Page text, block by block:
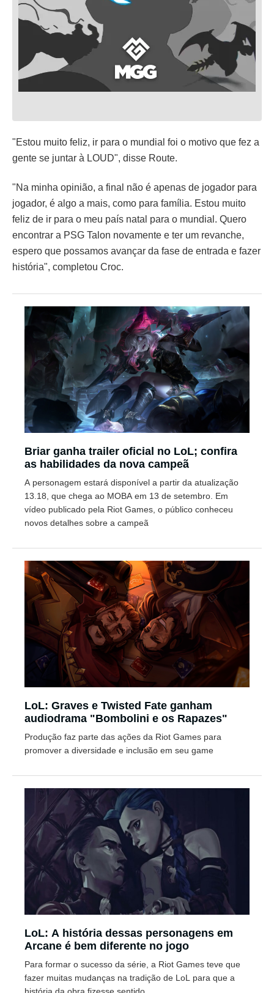
"Estou muito feliz, ir para o mundial foi o motivo que fez a
gente se juntar à LOUD", disse Route.
"Na minha opinião, a final não é apenas de jogador para
jogador, é algo a mais, como para família. Estou muito
feliz de ir para o meu país natal para o mundial. Quero
encontrar a PSG Talon novamente e ter um revanche,
espero que possamos avançar da fase de entrada e fazer
história", completou Croc.
Briar ganha trailer oficial no LoL; confira
as habilidades da nova campeã
A personagem estará disponível a partir da atualização
13.18, que chega ao MOBA em 13 de setembro. Em
vídeo publicado pela Riot Games, o público conheceu
novos detalhes sobre a campeã
LoL: Graves e Twisted Fate ganham
audiodrama "Bombolini e os Rapazes"
Produção faz parte das ações da Riot Games para
promover a diversidade e inclusão em seu game
LoL: A história dessas personagens em
Arcane é bem diferente no jogo
Para formar o sucesso da série, a Riot Games teve que
fazer muitas mudanças na tradição de LoL para que a